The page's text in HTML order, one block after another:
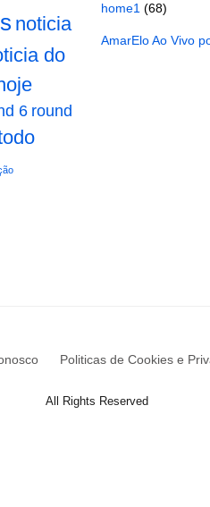
noticia
do
6 round
home1 (68)
AmarElo Ao Vivo
Politicas de Cookies e
All Rights Reserved